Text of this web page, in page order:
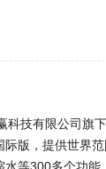
有限公司旗下
版，提供世界